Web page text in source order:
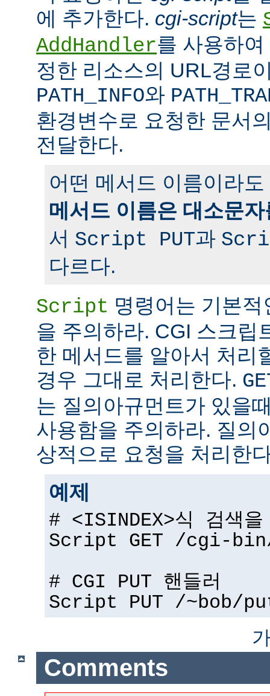
에 추가한다. cgi-script는
AddHandler를 사용하
정한 리소스의 URL경로
PATH_INFO와
환경변수로 요청한 문서
전달한다.
어떤 메서드 이름이라
메서드 이름은 대소문
서 Script PUT과
다르다.
Script 명령어는 기본
을 주의하라. CGI 스크립
한 메서드를 알아서 처리
경우 그대로 처리한다.
는 질의아규먼트가 있을
사용함을 주의하라. 질의
상적으로 요청을 처리한
예제
# <ISINDEX>식 검색
Script GET /cgi-
# CGI PUT 핸들러
Script PUT /~bob/
Comments